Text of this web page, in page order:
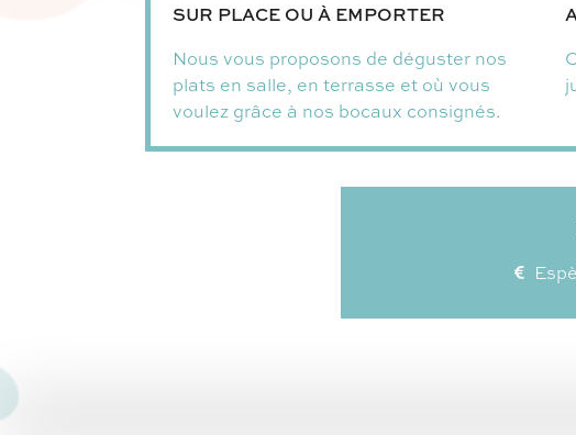
SUR PLACE OU À EMPORTER
Nous vous proposons de déguster nos
plats en salle, en terrasse et où vous
voulez grâce à nos bocaux consignés.